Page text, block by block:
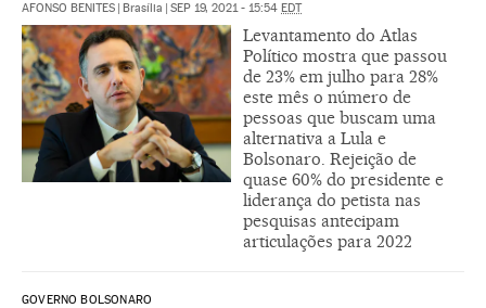
AFONSO BENITES | Brasília | SEP 19, 2021 - 15:54 EDT
Levantamento do Atlas
Político mostra que passou
de 23% em julho para 28%
este mês o número de
pessoas que buscam uma
alternativa a Lula e
Bolsonaro. Rejeição de
quase 60% do presidente e
liderança do petista nas
pesquisas antecipam
articulações para 2022
GOVERNO BOLSONARO